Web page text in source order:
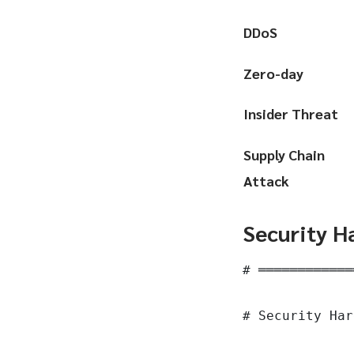
DDoS
Zero-day
Insider Threat
Supply Chain
Attack
Security
#
# Security